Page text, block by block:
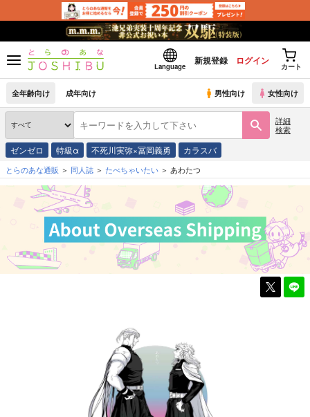
Language
新規登録 ログイン
カート
全年齢向け 成年向け 男性向け 女性向け
詳細
検索
ゼンゼロ 特級α 不死川実弥×冨岡義勇 カラスバ
とらのあな通販 同人誌 たべちゃいたい あわたつ